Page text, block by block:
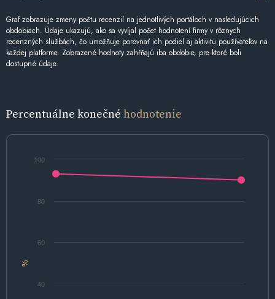
Graf zobrazuje zmeny počtu recenzií na jednotlivých portáloch v nasledujúcich
obdobiach. Údaje ukazujú, ako sa vyvíjal počet hodnotení firmy v rôznych
recenzných službách, čo umožňuje porovnať ich podiel aj aktivitu používateľov na
každej platforme. Zobrazené hodnoty zahŕňajú iba obdobie, pre ktoré boli
dostupné údaje.
Percentuálne konečné hodnotenie
%
40
60
80
100